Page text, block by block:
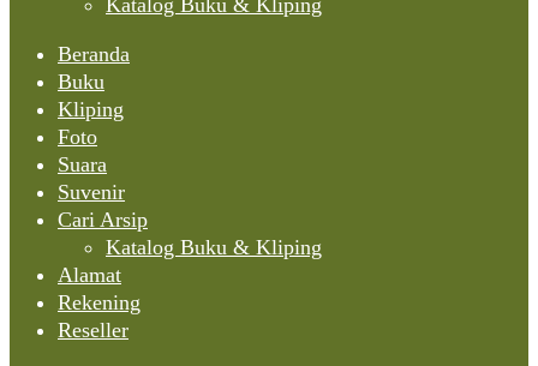
Katalog Buku & Kliping
Beranda
Buku
Kliping
Foto
Suara
Suvenir
Cari Arsip
Katalog Buku & Kliping
Alamat
Rekening
Reseller